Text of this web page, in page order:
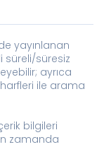
yayınlanan
süreli/süresiz
ayrıca
ile arama
bilgileri
zamanda